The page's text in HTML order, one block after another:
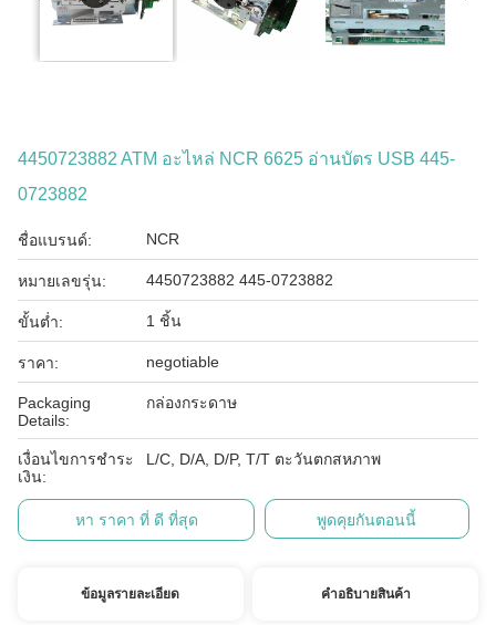
4450723882 ATM อะไหล่ NCR 6625 อ่านบัตร USB 445-
0723882
ชื่อแบรนด์: NCR
หมายเลขรุ่น: 4450723882 445-0723882
ขั้นต่ำ: 1 ชิ้น
ราคา: negotiable
Packaging
Details:
กล่องกระดาษ
เงื่อนไขการชำระ
เงิน:
L/C, D/A, D/P, T/T ตะวันตกสหภาพ
หา ราคา ที่ ดี ที่สุด พูดคุยกันตอนนี้
ข้อมูลรายละเอียด คําอธิบายสินค้า